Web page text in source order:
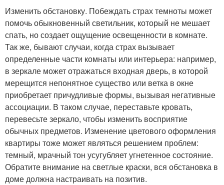
Изменить обстановку. Побеждать страх темноты может
помочь обыкновенный светильник, который не мешает
спать, но создает ощущение освещенности в комнате.
Так же, бывают случаи, когда страх вызывает
определенные части комнаты или интерьера: например,
в зеркале может отражаться входная дверь, в которой
мерещится непонятное существо или ветка в окне
приобретает причудливые формы, вызывая негативные
ассоциации. В таком случае, переставьте кровать,
перевесьте зеркало, чтобы изменить восприятие
обычных предметов. Изменение цветового оформления
квартиры тоже может являться решением проблем:
темный, мрачный тон усугубляет угнетенное состояние.
Обратите внимание на светлые краски, вся обстановка в
доме должна настраивать на позитив.